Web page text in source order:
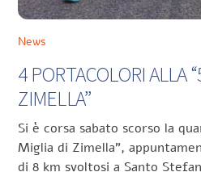
News
4 PORTACOLORI ALLA
ZIMELLA”
Si è corsa sabato scorso la
Miglia di Zimella”,
di 8 km svoltosi a Santo